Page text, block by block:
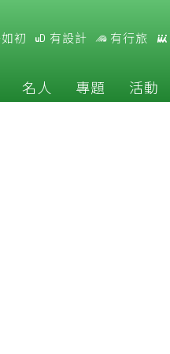
初 有設計 有行旅
名人 專題 活動